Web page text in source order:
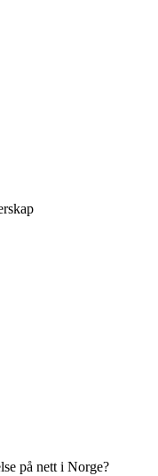
på nett i Norge?